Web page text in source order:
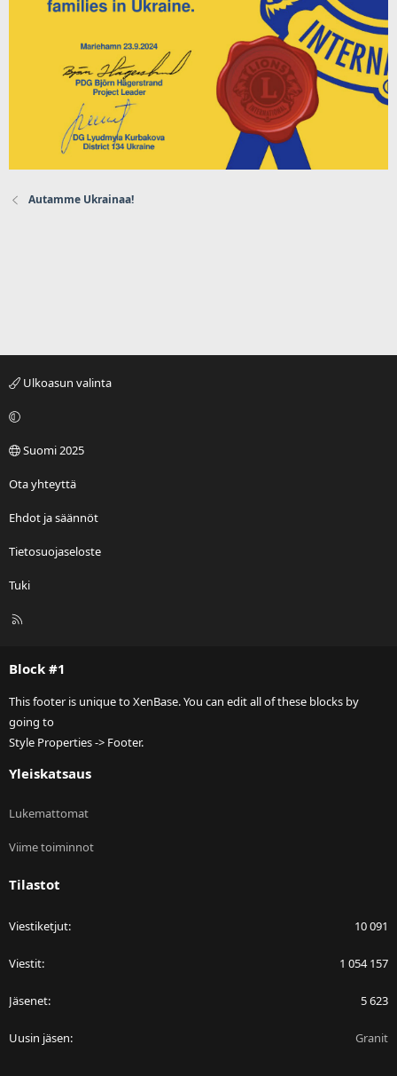
Autamme Ukrainaa!
Ulkoasun valinta
Suomi 2025
Ota yhteyttä
Ehdot ja säännöt
Tietosuojaseloste
Tuki
R
Block #1
This footer is unique to XenBase. You can edit all of these blocks by
going to
Style Properties -> Footer.
Yleiskatsaus
Lukemattomat
Viime toiminnot
Tilastot
Viestiketjut 10 091
Viestit 1 054 157
Jäsenet 5 623
Uusin jäsen Granit